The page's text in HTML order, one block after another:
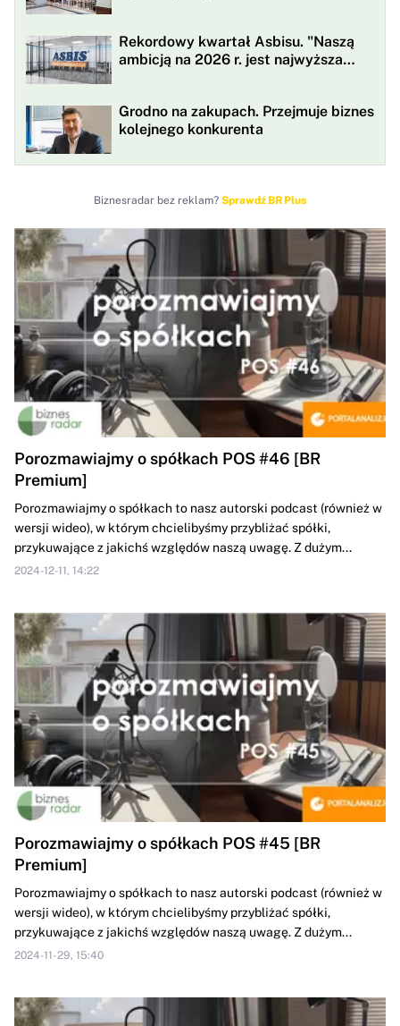
Rekordowy kwartał Asbisu. "Naszą
ambicją na 2026 r. jest najwyższa
Grodno na zakupach. Przejmuje biznes
kolejnego konkurenta
Biznesradar bez reklam? Sprawdź BR Plus
Porozmawiajmy o spółkach POS #46 [BR
Premium]
Porozmawiajmy o spółkach to nasz autorski podcast (również w
wersji wideo), w którym chcielibyśmy przybliżać spółki,
przykuwające z jakichś względów naszą uwagę. Z dużym...
2024-12-11, 14:22
Porozmawiajmy o spółkach POS #45 [BR
Premium]
Porozmawiajmy o spółkach to nasz autorski podcast (również w
wersji wideo), w którym chcielibyśmy przybliżać spółki,
przykuwające z jakichś względów naszą uwagę. Z dużym...
2024-11-29, 15:40